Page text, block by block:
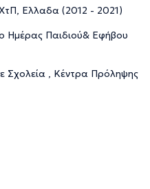
Ελλαδα (2012 - 2021)
Ημέρας Παιδιού& Εφήβου
Σχολεία , Κέντρα Πρόληψης